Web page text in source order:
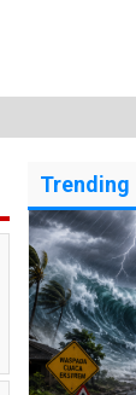
Trending